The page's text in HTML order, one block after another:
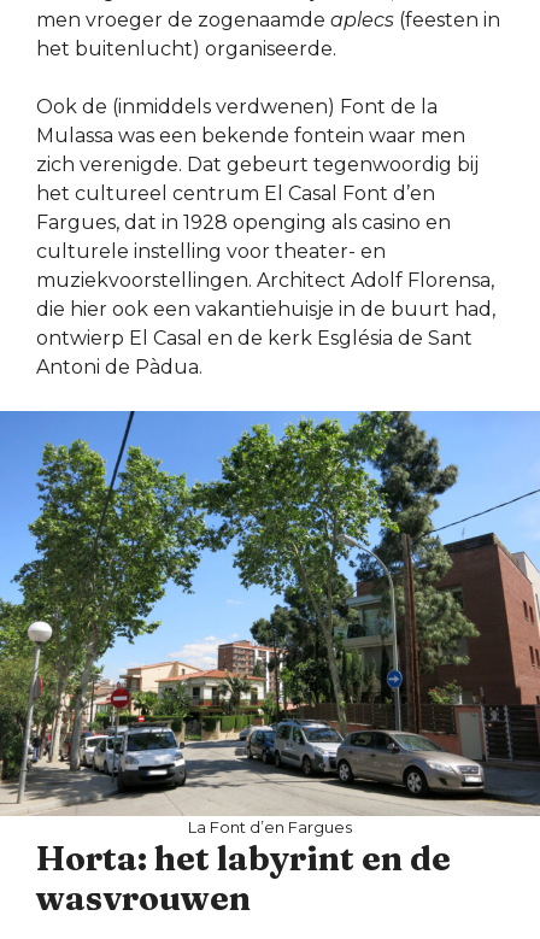
men vroeger de zogenaamde aplecs (feesten in
het buitenlucht) organiseerde.
Ook de (inmiddels verdwenen) Font de la
Mulassa was een bekende fontein waar men
zich verenigde. Dat gebeurt tegenwoordig bij
het cultureel centrum El Casal Font d’en
Fargues, dat in 1928 openging als casino en
culturele instelling voor theater- en
muziekvoorstellingen. Architect Adolf Florensa,
die hier ook een vakantiehuisje in de buurt had,
ontwierp El Casal en de kerk Església de Sant
Antoni de Pàdua.
La Font d’en Fargues
Horta: het labyrint en de
wasvrouwen